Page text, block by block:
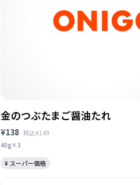
金のつぶたまご醤油たれ
¥138 税込¥149
40g×3
¥ スーパー価格